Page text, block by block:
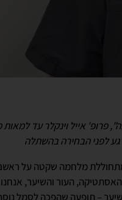
פרופ' אייל וינקלר עד
לפני הבחירה בהשתלה
מתחוללת מלחמה שקטה על
העור והשיער,
– תופעה שהפכה לסמל